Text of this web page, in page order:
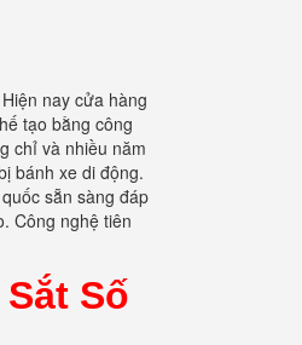
nay cửa hàng
tạo bằng công
chỉ và nhiều năm
bánh xe di động.
sẵn sàng đáp
Công nghệ tiên
Số